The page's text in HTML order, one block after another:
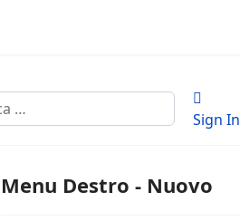
Sign In
Menu Destro - Nuovo